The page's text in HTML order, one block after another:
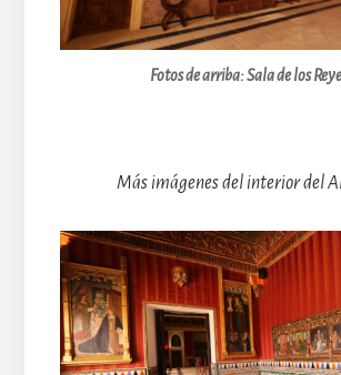
Fotos de arriba:Sala de los
Más imágenes del interior del